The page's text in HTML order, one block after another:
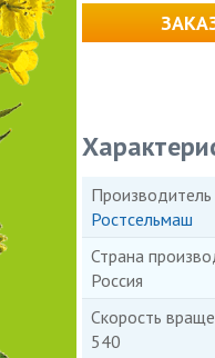
Производитель
Ростсельмаш
Страна
Россия
Скорость
540